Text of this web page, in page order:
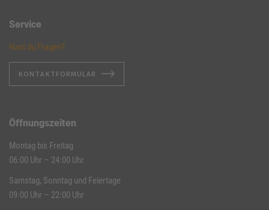
Service
Hast du Fragen?
KONTAKTFORMULAR
Öffnungszeiten
Montag bis Freitag
06:00 Uhr – 24:00 Uhr
Samstag, Sonntag und Feiertage
09:00 Uhr – 22:00 Uhr